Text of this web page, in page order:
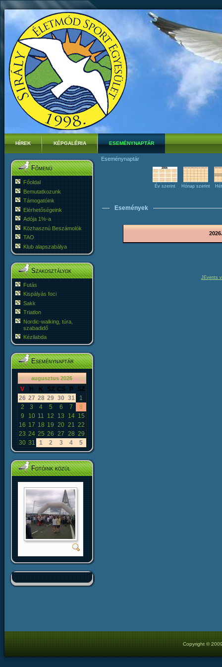
HÍREK KÉPGALÉRIA ESEMÉNYNAPTÁR
Főmenü
Főoldal
Bemutatkozunk
Támogatóink
Elérhetőségeink
Adója 1%-a
Közhasznú Beszámolók
TAO
Klub alapszabálya
Szakosztályok
Futás
Kispályás foci
Sakk
Triatlon
Nordic-walking, túra,
szabadidő
Kézilabda
Eseménynaptár
«< augusztus 2026 >»
V H K SZ CS P
SZ
26 27 28 29 30 31
1
2
3 4 5 6 7
8
9
10 11 12 13 14 15
16 17 18 19 20 21 22
23 24 25 26 27 28 29
30 31 1 2 3 4 5
Fotóink közül
Eseménynaptár
Év szerint Hónap szerint
Események
JEvents
Copyright ©